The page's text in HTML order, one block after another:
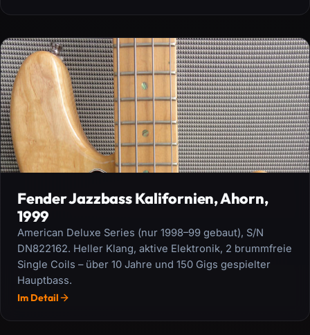
Fender Jazzbass Kalifornien, Ahorn,
1999
American Deluxe Series (nur 1998–99 gebaut), S/N
DN822162. Heller Klang, aktive Elektronik, 2 brummfreie
Single Coils – über 10 Jahre und 150 Gigs gespielter
Hauptbass.
Im Detail